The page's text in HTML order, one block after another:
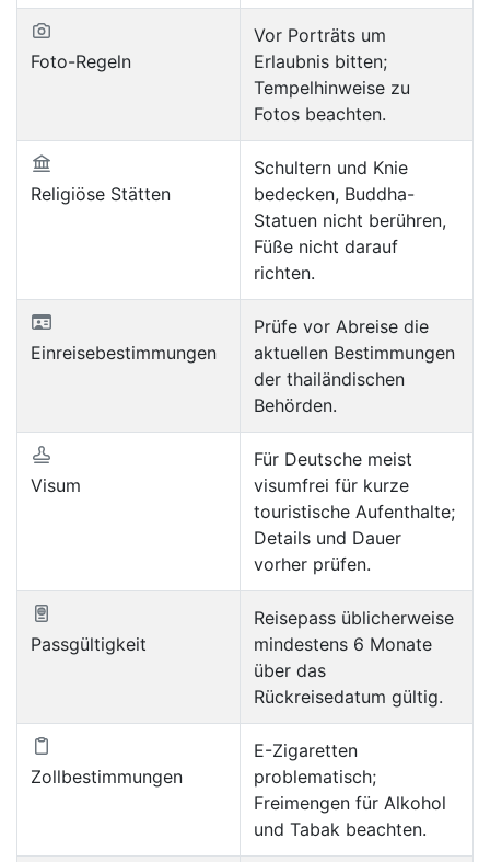
Foto-Regeln
Vor Porträts um
Erlaubnis bitten;
Tempelhinweise zu
Fotos beachten.
Religiöse Stätten
Schultern und Knie
bedecken, Buddha-
Statuen nicht berühren,
Füße nicht darauf
richten.
Einreisebestimmungen
Prüfe vor Abreise die
aktuellen Bestimmungen
der thailändischen
Behörden.
Visum
Für Deutsche meist
visumfrei für kurze
touristische Aufenthalte;
Details und Dauer
vorher prüfen.
Passgültigkeit
Reisepass üblicherweise
mindestens 6 Monate
über das
Rückreisedatum gültig.
Zollbestimmungen
E-Zigaretten
problematisch;
Freimengen für Alkohol
und Tabak beachten.